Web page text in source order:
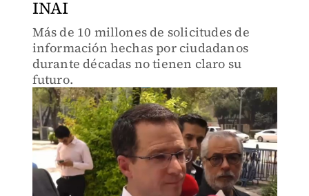
INAI
Más de 10 millones de solicitudes de
información hechas por ciudadanos
durante décadas no tienen claro su
futuro.